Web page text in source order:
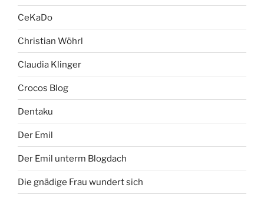
CeKaDo
Christian Wöhrl
Claudia Klinger
Crocos Blog
Dentaku
Der Emil
Der Emil unterm Blogdach
Die gnädige Frau wundert sich